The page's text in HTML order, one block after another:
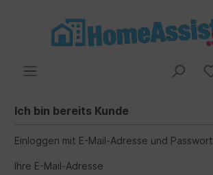
Ich bin bereits Kunde
Einloggen mit E-Mail-Adresse und Passwort
Ihre E-Mail-Adresse